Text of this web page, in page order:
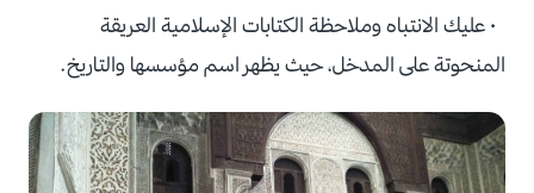
• عليك الانتباه وملاحظة الكتابات الإسلامية العريقة
المنحوتة على المدخل، حيث يظهر اسم مؤسسها والتاريخ.